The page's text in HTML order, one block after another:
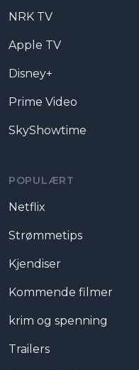
NRK TV
Apple TV
Disney+
Prime Video
SkyShowtime
POPULÆRT
Netflix
Strømmetips
Kjendiser
Kommende filmer
krim og spenning
Trailers